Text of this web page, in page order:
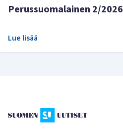
Perussuomalainen 2/2026
Lue lisää